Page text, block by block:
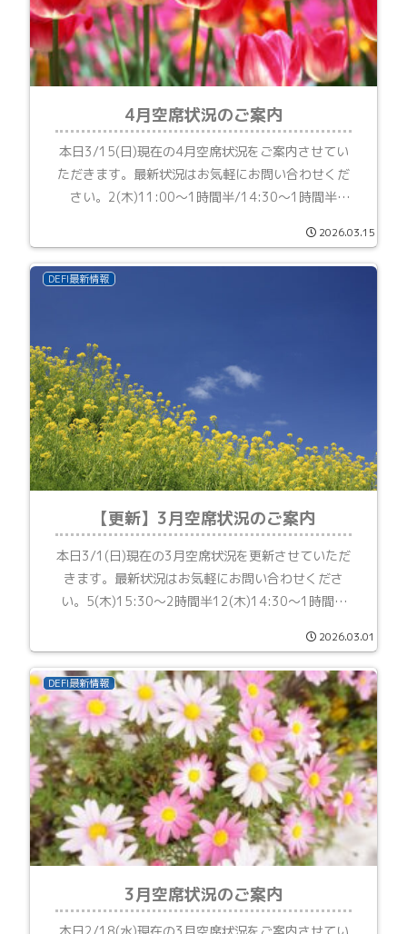
4月空席状況のご案内
本日3/15(日)現在の4月空席状況をご案内させてい
ただきます。最新状況はお気軽にお問い合わせくだ
さい。2(木)11:00～1時間半/14:30～1時間半
2026.03.15
DEFI最新情報
【更新】3月空席状況のご案内
本日3/1(日)現在の3月空席状況を更新させていただ
きます。最新状況はお気軽にお問い合わせくださ
い。5(木)15:30～2時間半12(木)14:30～1時間半
2026.03.01
DEFI最新情報
3月空席状況のご案内